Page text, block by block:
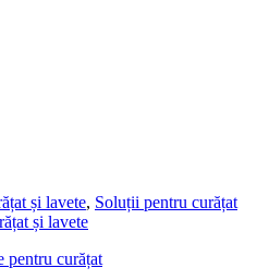
și lavete, Soluții pentru curățat
și lavete
curățat